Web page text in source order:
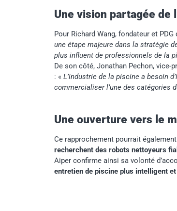
Une vision partagée de
Pour Richard Wang, fondateur et PDG
une étape majeure dans la stratégie
plus influent de professionnels de la
De son côté, Jonathan Pechon,
: « L’industrie de la piscine a besoin
commercialiser l’une des catégories
Une ouverture vers le
Ce rapprochement pourrait
recherchent des robots nettoyeurs
Aiper confirme ainsi sa volonté
entretien de piscine plus intelligent